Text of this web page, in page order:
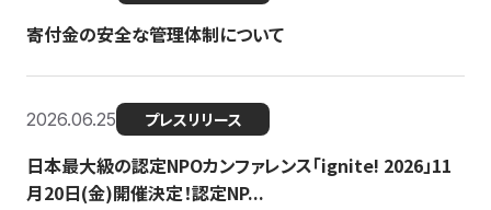
寄付金の安全な管理体制について
2026.06.25 プレスリリース
日本最大級の認定NPOカンファレンス「ignite! 2026」11
月20日(金)開催決定！認定NP...